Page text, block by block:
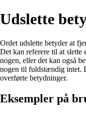
Udslette
Ordet udslette betyder at
Det kan referere til at slette
nogen, eller det kan også
nogen til fuldstændig intet.
overførte betydninger.
Eksempler på